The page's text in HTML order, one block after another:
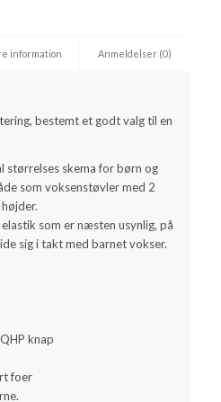
information Anmeldelser (0)
bestemt et godt valg til en
størrelses skema for børn og
som voksenstøvler med 2
som er næsten usynlig, på
sig i takt med barnet vokser.
knap
foer